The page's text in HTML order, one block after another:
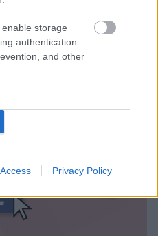
storage
authentication
and other
Privacy Policy